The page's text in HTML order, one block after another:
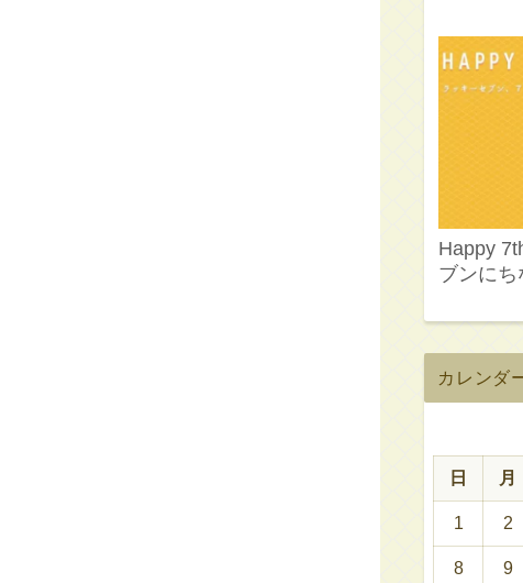
Happy
ブンにち
カレンダ
日 月
1 2
8 9